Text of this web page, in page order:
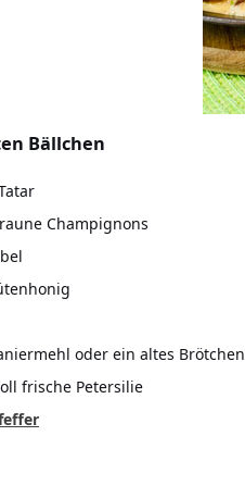
Bällchen
Champignons
oder ein altes Brötchen
frische Petersilie